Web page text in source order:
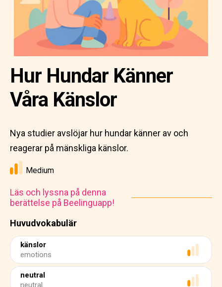
Huvudvokabulär
känslor
emotions
neutral
neutral
Hur Hundar Känner
Våra Känslor
Nya studier avslöjar hur hundar känner av och
reagerar på mänskliga känslor.
Medium
Läs och lyssna på denna
berättelse på Beelinguapp!